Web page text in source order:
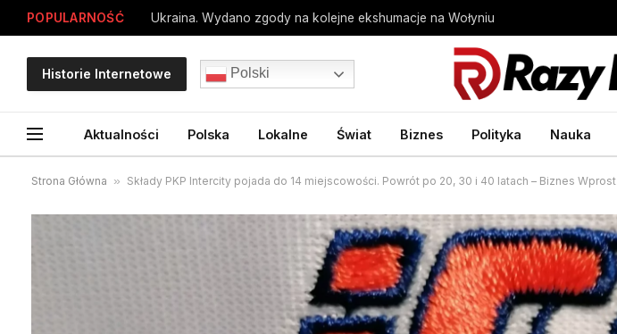
POPULARNOŚĆ Ukraina. Wydano zgody na kolejne ekshumacje na Wołyniu
Historie Internetowe Polski
Aktualności Polska Lokalne Świat Biznes Polityka Nauka
Strona Główna » Składy PKP Intercity pojada do 14 miejscowości. Powrót po 20, 30 i 40 latach – Biznes Wprost